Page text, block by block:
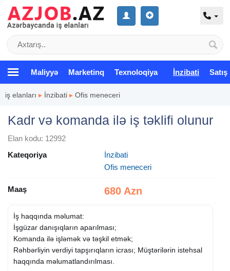
Maliyyə Marketinq Texnoloqiya İnzibati Satış
iş elanları ▸ İnzibati ▸ Ofis meneceri
Kadr və komanda ilə iş təklifi olunur
Elan kodu: 12992
Kateqoriya
İnzibati
Ofis meneceri
Maaş 680 Azn
İş haqqında məlumat:
İşgüzar danışıqların aparılması;
Komanda ilə işləmək və təşkil etmək;
Rəhbərliyin verdiyi tapşırıqların icrası; Müştərilərin istehsal
haqqında məlumatlandırılması.